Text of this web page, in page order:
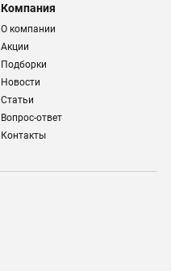
Компания
О компании
Акции
Подборки
Новости
Статьи
Вопрос-ответ
Контакты